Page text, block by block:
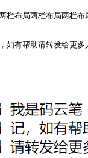
布局两栏布局两栏
有帮助请转发给更